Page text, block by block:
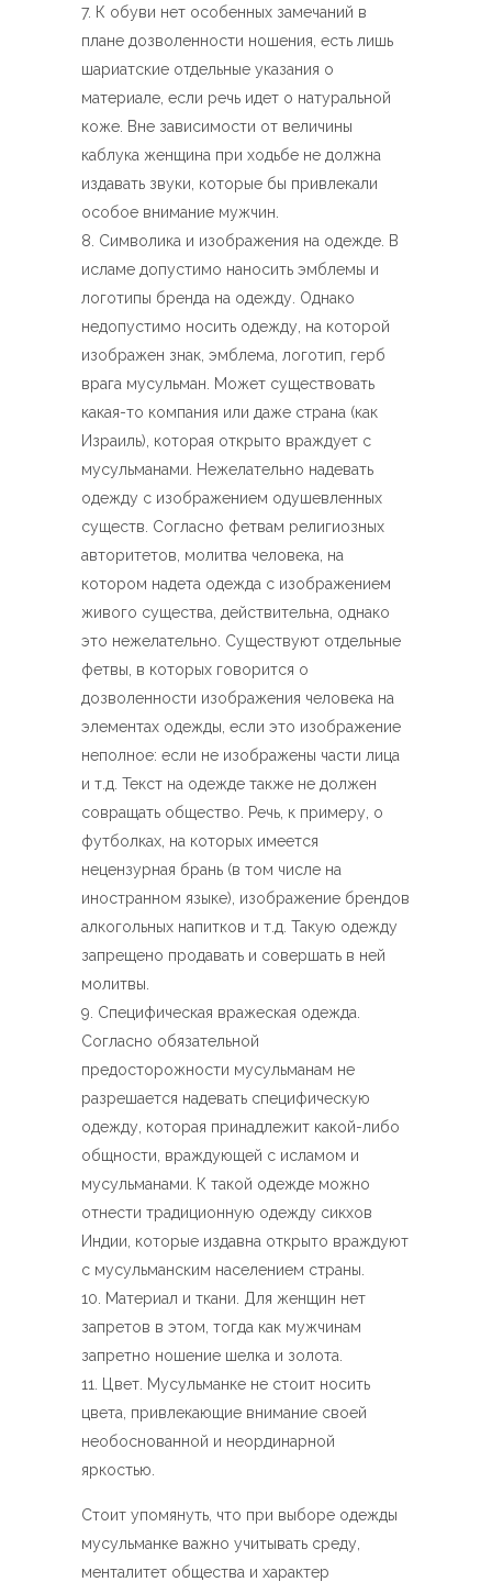
К обуви нет особенных замечаний в
плане дозволенности ношения, есть лишь
шариатские отдельные указания о
материале, если речь идет о натуральной
коже. Вне зависимости от величины
каблука женщина при ходьбе не должна
издавать звуки, которые бы привлекали
особое внимание мужчин.
Символика и изображения на одежде. В
исламе допустимо наносить эмблемы и
логотипы бренда на одежду. Однако
недопустимо носить одежду, на которой
изображен знак, эмблема, логотип, герб
врага мусульман. Может существовать
какая-то компания или даже страна (как
Израиль), которая открыто враждует с
мусульманами. Нежелательно надевать
одежду с изображением одушевленных
существ. Согласно фетвам религиозных
авторитетов, молитва человека, на
котором надета одежда с изображением
живого существа, действительна, однако
это нежелательно. Существуют отдельные
фетвы, в которых говорится о
дозволенности изображения человека на
элементах одежды, если это изображение
неполное: если не изображены части лица
и т.д. Текст на одежде также не должен
совращать общество. Речь, к примеру, о
футболках, на которых имеется
нецензурная брань (в том числе на
иностранном языке), изображение брендов
алкогольных напитков и т.д. Такую одежду
запрещено продавать и совершать в ней
молитвы.
Специфическая вражеская одежда.
Согласно обязательной
предосторожности мусульманам не
разрешается надевать специфическую
одежду, которая принадлежит какой-либо
общности, враждующей с исламом и
мусульманами. К такой одежде можно
отнести традиционную одежду сикхов
Индии, которые издавна открыто враждуют
с мусульманским населением страны.
Материал и ткани. Для женщин нет
запретов в этом, тогда как мужчинам
запретно ношение шелка и золота.
Цвет. Мусульманке не стоит носить
цвета, привлекающие внимание своей
необоснованной и неординарной
яркостью.
Стоит упомянуть, что при выборе одежды
мусульманке важно учитывать среду,
менталитет общества и характер